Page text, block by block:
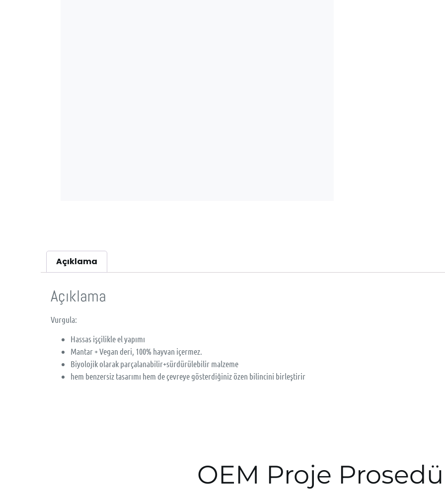
Açıklama
Açıklama
Vurgula:
Hassas işçilikle el yapımı
Mantar + Vegan deri, 100% hayvan içermez.
Biyolojik olarak parçalanabilir+sürdürülebilir malzeme
hem benzersiz tasarımı hem de çevreye gösterdiğiniz özen bilincini birleştirir
OEM Proje